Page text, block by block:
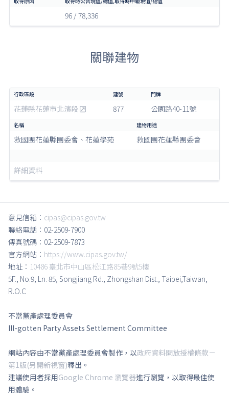
96 / 78,336
關聯建物
花蓮縣花蓮市北濱段 877 公園路40-11號
救國團花蓮縣團委會、花蓮學苑 救國團花蓮縣團委會
詳細資料
意見信箱： cipas@cipas.gov.tw
聯絡電話：02-2509-7900
傳真號碼：02-2509-7873
官方網站： https://www.cipas.gov.tw/
地址： 10486 臺北市中山區松江路85巷9號5樓
5F., No.9, Ln. 85, Songjiang Rd., Zhongshan Dist., Taipei,Taiwan,
R.O.C
不當黨產處理委員會
Ill-gotten Party Assets Settlement Committee
網站內容由不當黨產處理委員會製作，以政府資料開放授權條款－
第1版(另開新視窗)釋出。
建議使用者採用Google Chrome 瀏覽器進行瀏覽，以取得最佳使
用體驗。